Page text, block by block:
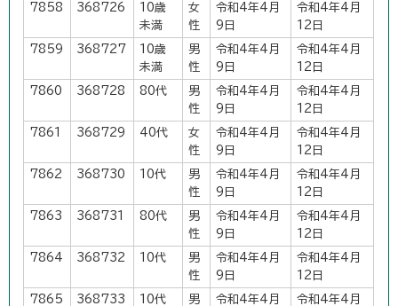
7858 368726
10歳
未満
女
性
令和4年4月
9日
令和4年4月
12日
7859 368727
10歳
未満
男
性
令和4年4月
9日
令和4年4月
12日
7860 368728 80代
男
性
令和4年4月
9日
令和4年4月
12日
7861 368729 40代
女
性
令和4年4月
9日
令和4年4月
12日
7862 368730 10代
男
性
令和4年4月
9日
令和4年4月
12日
7863 368731 80代
男
性
令和4年4月
9日
令和4年4月
12日
7864 368732 10代
男
性
令和4年4月
9日
令和4年4月
12日
7865 368733 10代
男
令和4年4月
令和4年4月